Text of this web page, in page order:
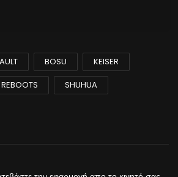
BOSU
KEISER
REBOOTS
SHUHUA